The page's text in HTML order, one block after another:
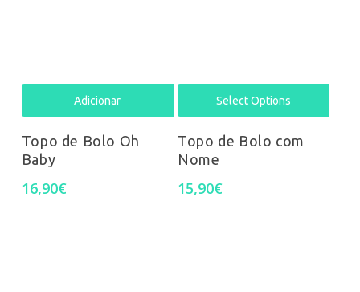
Adicionar
Topo de Bolo Oh
Baby
16,90€
Select Options
Topo de Bolo com
Nome
15,90€